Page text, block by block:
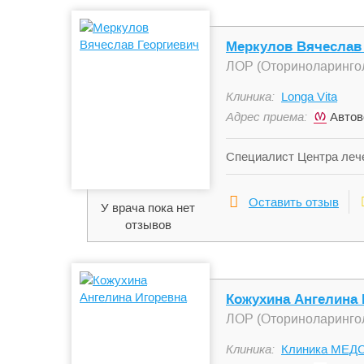
У врача пока нет
отзывов
Меркулов Вячеслав
ЛОР
Клиника: Longa Vita
Адрес приема:
Специалист Центра
наук, руководитель
медицине - с 1991 г. С
оториноларингологии
лечебной работы. В
отделение патологии
«Скандинавия».
по проблемам
Stony Brook-
координатором
Оставить отзыв
Кожухина Ангелина
ЛОР
Клиника: Клиника